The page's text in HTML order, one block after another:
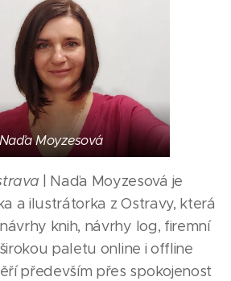
Moyzesová
| Naďa Moyzesová je
a ilustrátorka z Ostravy, která
knih, návrhy log, firemní
paletu online i offline
především přes spokojenost